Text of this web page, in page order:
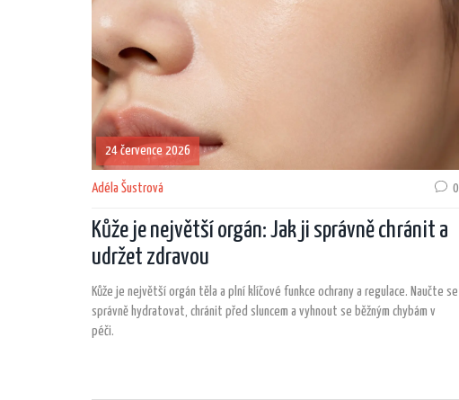
24 července 2026
Adéla Šustrová 0
Kůže je největší orgán: Jak ji správně chránit a
udržet zdravou
Kůže je největší orgán těla a plní klíčové funkce ochrany a regulace. Naučte se
správně hydratovat, chránit před sluncem a vyhnout se běžným chybám v
péči.